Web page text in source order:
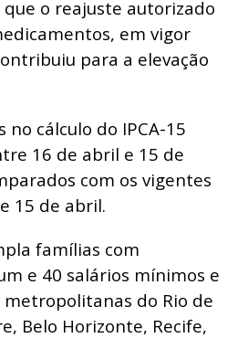
o reajuste autorizado
em vigor
para a elevação
no cálculo do IPCA-15
16 de abril e 15 de
com os vigentes
15 de abril.
famílias com
e 40 salários mínimos e
do Rio de
Belo Horizonte, Recife,